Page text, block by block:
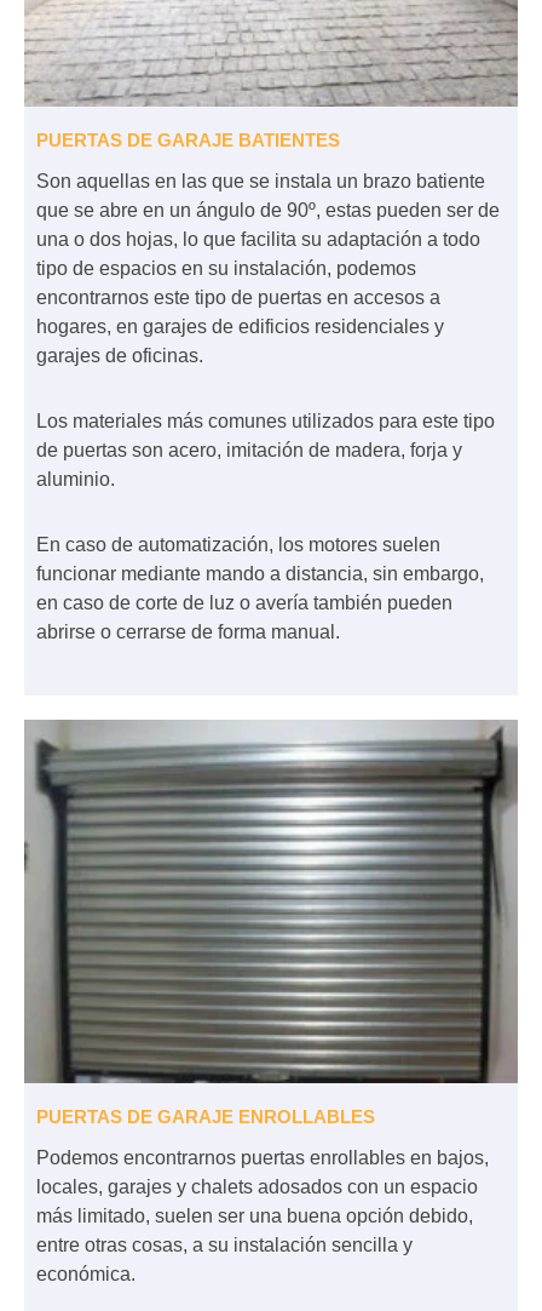
PUERTAS DE GARAJE BATIENTES
Son aquellas en las que se instala un brazo batiente
que se abre en un ángulo de 90º, estas pueden ser de
una o dos hojas, lo que facilita su adaptación a todo
tipo de espacios en su instalación, podemos
encontrarnos este tipo de puertas en accesos a
hogares, en garajes de edificios residenciales y
garajes de oficinas.
Los materiales más comunes utilizados para este tipo
de puertas son acero, imitación de madera, forja y
aluminio.
En caso de automatización, los motores suelen
funcionar mediante mando a distancia, sin embargo,
en caso de corte de luz o avería también pueden
abrirse o cerrarse de forma manual.
PUERTAS DE GARAJE ENROLLABLES
Podemos encontrarnos puertas enrollables en bajos,
locales, garajes y chalets adosados con un espacio
más limitado, suelen ser una buena opción debido,
entre otras cosas, a su instalación sencilla y
económica.